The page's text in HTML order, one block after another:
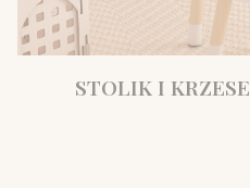
STOLIK I